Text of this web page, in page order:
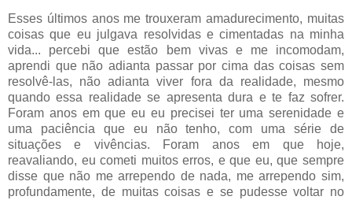
Esses últimos anos me trouxeram amadurecimento, muitas
coisas que eu julgava resolvidas e cimentadas na minha
vida... percebi que estão bem vivas e me incomodam,
aprendi que não adianta passar por cima das coisas sem
resolvê-las, não adianta viver fora da realidade, mesmo
quando essa realidade se apresenta dura e te faz sofrer.
Foram anos em que eu eu precisei ter uma serenidade e
uma paciência que eu não tenho, com uma série de
situações e vivências. Foram anos em que hoje,
reavaliando, eu cometi muitos erros, e que eu, que sempre
disse que não me arrependo de nada, me arrependo sim,
profundamente, de muitas coisas e se pudesse voltar no